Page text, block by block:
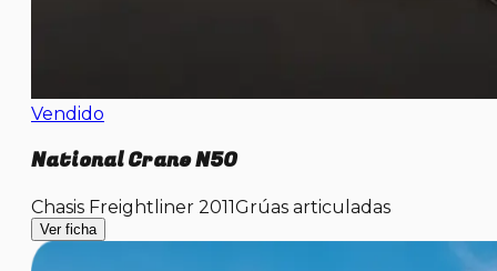
Vendido
National Crane N50
Chasis Freightliner 2011Grúas articuladas
Ver ficha